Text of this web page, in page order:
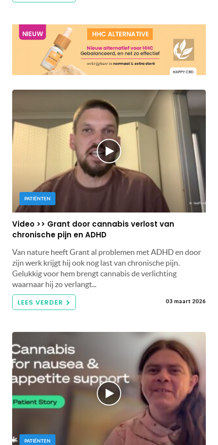
PATIËNTEN
Video >> Grant door cannabis verlost van
chronische pijn en ADHD
Van nature heeft Grant al problemen met ADHD en door
zijn werk krijgt hij ook nog last van chronische pijn.
Gelukkig voor hem brengt cannabis de verlichting
waarnaar hij zo verlangt...
LEES VERDER 03 maart 2026
PATIËNTEN